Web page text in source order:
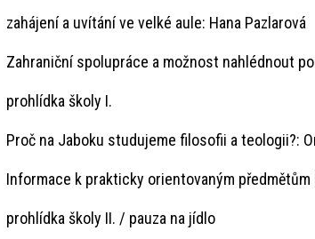
a uvítání ve velké aule: Hana Pazlarová
spolupráce a možnost nahlédnout pod
školy I.
studujeme filosofii a teologii?:
k prakticky orientovaným předmětům
školy II. / pauza na jídlo